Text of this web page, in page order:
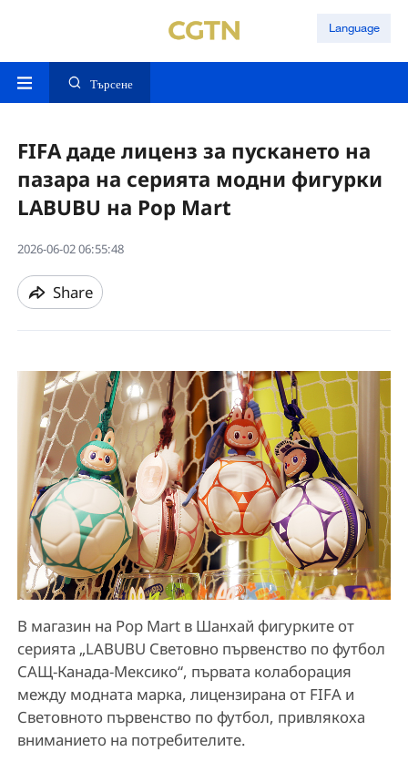
Language
Търсене
FIFA даде лиценз за пускането на
пазара на серията модни фигурки
LABUBU на Pop Mart
2026-06-02 06:55:48
Share
В магазин на Pop Mart в Шанхай фигурките от
серията „LABUBU Световно първенство по футбол
САЩ-Канада-Мексико“, първата колаборация
между модната марка, лицензирана от FIFA и
Световното първенство по футбол, привлякоха
вниманието на потребителите.